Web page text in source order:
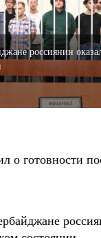
ЗАСТАВЛЯЕТ
КАВКАЗ ЗА
ИНАКОМЫСЛИЕ В
МОБИЛИЗАЦИЯ И
россиянин
о готовности